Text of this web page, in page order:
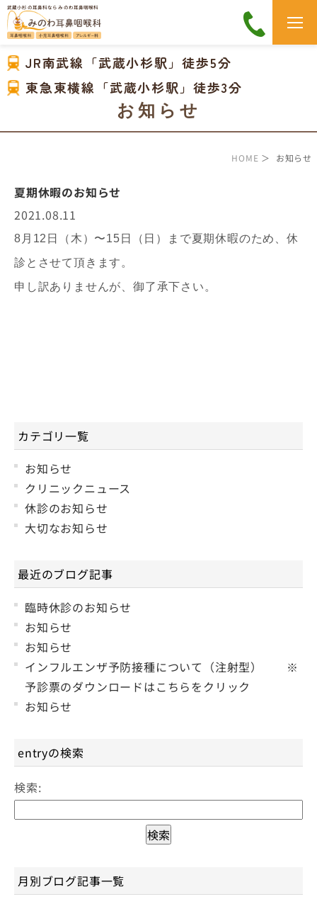
武蔵小杉の耳鼻科なら みのわ耳鼻咽喉科
JR南武線「武蔵小杉駅」徒歩5分
東急東横線「武蔵小杉駅」徒歩3分
お知らせ
HOME ＞ お知らせ
夏期休暇のお知らせ
2021.08.11
8月12日（木）〜15日（日）まで夏期休暇のため、休
診とさせて頂きます。
申し訳ありませんが、御了承下さい。
カテゴリ一覧
お知らせ
クリニックニュース
休診のお知らせ
大切なお知らせ
最近のブログ記事
臨時休診のお知らせ
お知らせ
お知らせ
インフルエンザ予防接種について（注射型） ※
予診票のダウンロードはこちらをクリック
お知らせ
entryの検索
検索:
月別ブログ記事一覧